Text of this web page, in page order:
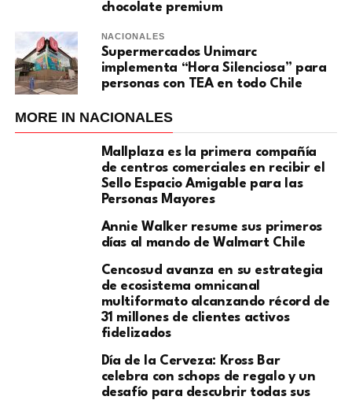
chocolate premium
NACIONALES
Supermercados Unimarc
implementa “Hora Silenciosa” para
personas con TEA en todo Chile
MORE IN NACIONALES
Mallplaza es la primera compañía
de centros comerciales en recibir el
Sello Espacio Amigable para las
Personas Mayores
Annie Walker resume sus primeros
días al mando de Walmart Chile
Cencosud avanza en su estrategia
de ecosistema omnicanal
multiformato alcanzando récord de
31 millones de clientes activos
fidelizados
Día de la Cerveza: Kross Bar
celebra con schops de regalo y un
desafío para descubrir todas sus